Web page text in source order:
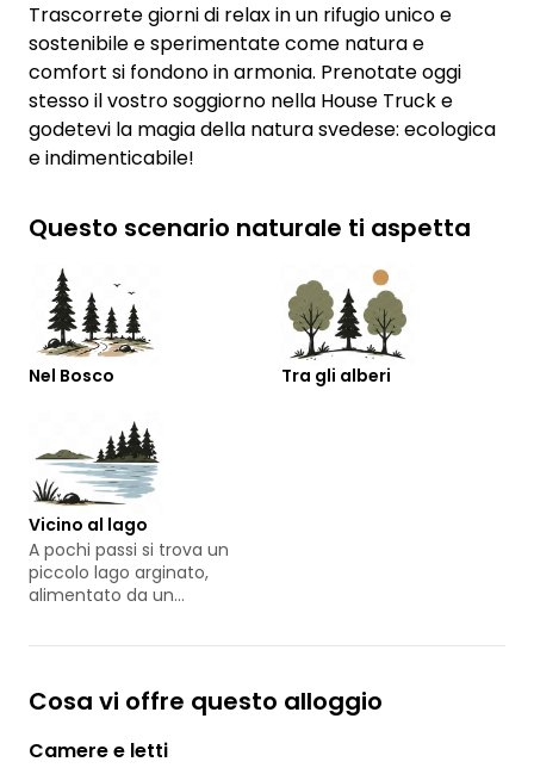
Trascorrete giorni di relax in un rifugio unico e
sostenibile e sperimentate come natura e
comfort si fondono in armonia. Prenotate oggi
stesso il vostro soggiorno nella House Truck e
godetevi la magia della natura svedese: ecologica
e indimenticabile!
Questo scenario naturale ti aspetta
Nel Bosco Tra gli alberi
Vicino al lago
A pochi passi si trova un
piccolo lago arginato,
alimentato da un
Cosa vi offre questo alloggio
Camere e letti